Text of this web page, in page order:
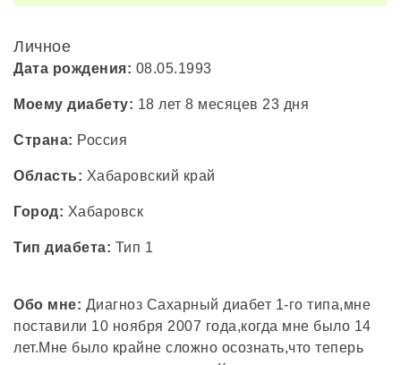
Личное
Дата рождения: 08.05.1993
Моему диабету: 18 лет 8 месяцев 23 дня
Страна: Россия
Область: Хабаровский край
Город: Хабаровск
Тип диабета: Тип 1
Обо мне: Диагноз Сахарный диабет 1-го типа,мне
поставили 10 ноября 2007 года,когда мне было 14
лет.Мне было крайне сложно осознать,что теперь